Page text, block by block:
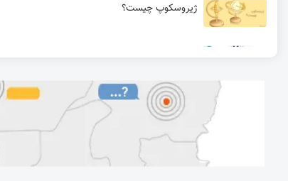
ژیروسکوپ چیست؟
حالت‌ Input capture و حالت Output compare در تایمر | قسمت 13 آموزش STM32 با توابع HAL
آموزش میکروکنترلر STM32: نرم‌افزار Keil